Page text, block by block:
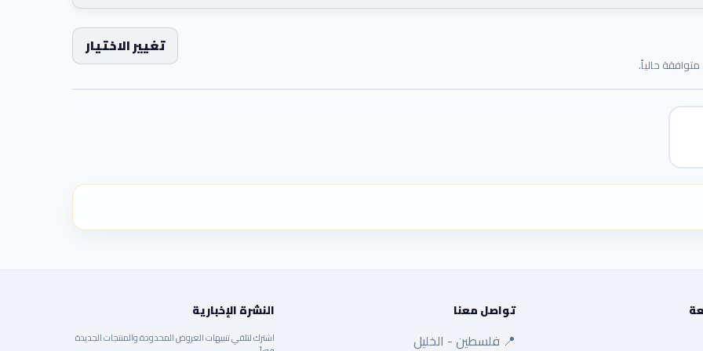
حالياً.
تغيير الاختيار
تواصل معنا
📍 فلسطين - الخليل
النشرة الإخبارية
اشترك لتلقي تنبيهات العروض المحدودة والمنتجات الجديدة